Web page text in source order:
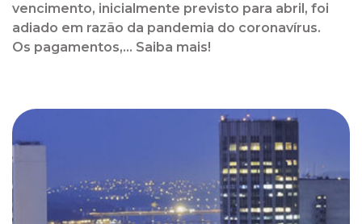
vencimento, inicialmente previsto para abril, foi
adiado em razão da pandemia do coronavírus.
Os pagamentos,... Saiba mais!